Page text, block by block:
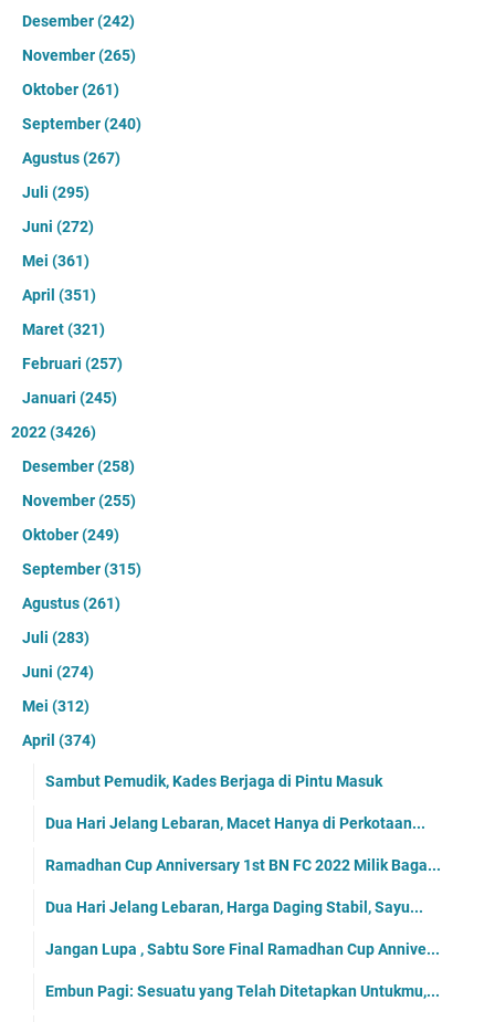
Desember(242)
November(265)
Oktober(261)
September(240)
Agustus(267)
Juli (295)
Juni (272)
Mei (361)
April (351)
Maret(321)
Februari (257)
Januari (245)
2022(3426)
Desember(258)
November(255)
Oktober(249)
September(315)
Agustus(261)
Juli (283)
Juni (274)
Mei (312)
April (374)
Sambut Pemudik, Kades Berjaga di Pintu Masuk
Dua Hari Jelang Lebaran, Macet Hanya di Perkotaan...
Ramadhan Cup Anniversary 1st BN FC 2022 Milik Baga...
Dua Hari Jelang Lebaran, Harga Daging Stabil, Sayu...
Jangan Lupa , Sabtu Sore Final Ramadhan Cup Annive...
Embun Pagi: Sesuatu yang Telah Ditetapkan Untukmu,...